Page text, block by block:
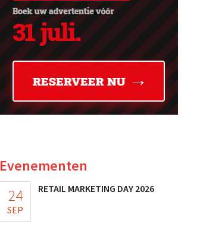
Evenementen
24
SEP
RETAIL MARKETING DAY 2026